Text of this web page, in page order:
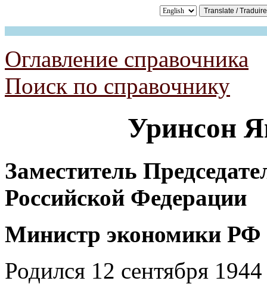
Оглавление справочника
Поиск по справочнику
Уринсон
Заместитель
Российской Федерации
Министр экономики РФ
Родился 12 сентября